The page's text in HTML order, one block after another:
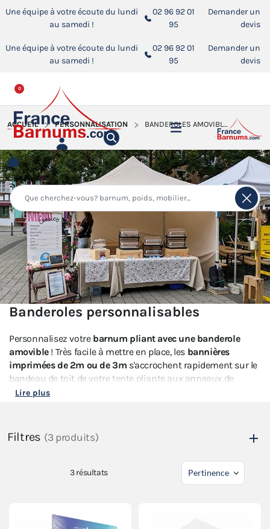
Une équipe à votre écoute du lundi
au samedi !
02 96 92 01
95
Demander un
devis
Une équipe à votre écoute du lundi
au samedi !
02 96 92 01
95
Demander un
devis
0
ACCUEIL PERSONNALISATION BANDEROLES AMOVIBLES PERSONNALISABLES POUR BARNUM
Banderoles personnalisables
Personnalisez votrebarnum pliant avec une banderole
amovible! Très facile à mettre en place, les bannières
imprimées de 2m ou de 3m s'accrochent rapidement sur le
bandeau de toit de votre tente pliante aux anneaux de
haubanage.
ou club sportif lors de vos salons, marchés, forums ou
événements en extérieur, vous pourrez y
faire imprimer vos
s'installent uniquement sur nos
barnums pliantsdes
gammes Acier Loisirs, Acier-semi Pro, Alu Pro 45 Eco et Alu
Lire plus
Filtres (3 produits)
3résultats